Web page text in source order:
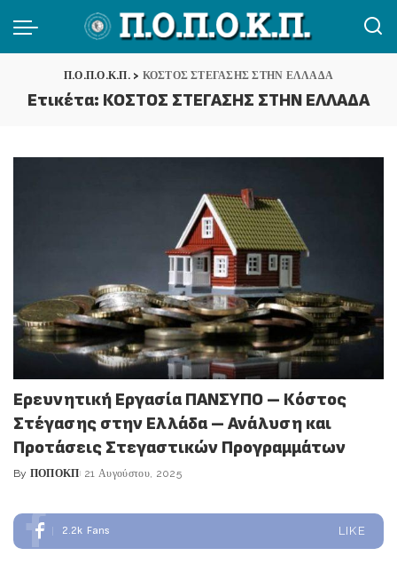
Π.Ο.Π.Ο.Κ.Π.> ΚΟΣΤΟΣ ΣΤΕΓΑΣΗΣ ΣΤΗΝ ΕΛΛΑΔΑ
Ετικέτα: ΚΟΣΤΟΣ ΣΤΕΓΑΣΗΣ ΣΤΗΝ ΕΛΛΑΔΑ
Ερευνητική Εργασία ΠΑΝΣΥΠΟ – Κόστος
Στέγασης στην Ελλάδα – Ανάλυση και
Προτάσεις Στεγαστικών Προγραμμάτων
Posted
By ΠΟΠΟΚΠ 21 Αυγούστου, 2025
2.2k Fans LIKE